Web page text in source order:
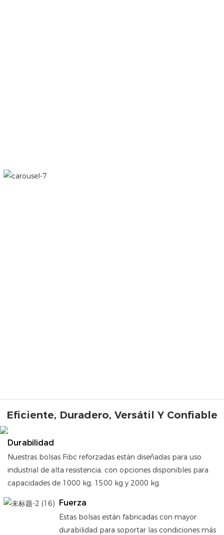
Eficiente, Duradero, Versátil Y Confiable
Durabilidad
Nuestras bolsas Fibc reforzadas están diseñadas para uso
industrial de alta resistencia, con opciones disponibles para
capacidades de 1000 kg, 1500 kg y 2000 kg.
Fuerza
Estas bolsas están fabricadas con mayor
durabilidad para soportar las condiciones más